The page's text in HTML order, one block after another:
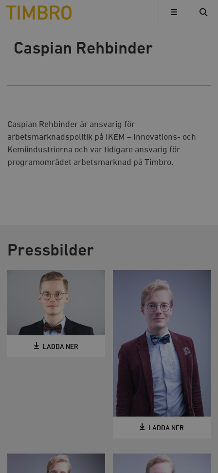
Timbro
MENY
Caspian Rehbinder
Caspian Rehbinder är ansvarig för
arbetsmarknadspolitik på IKEM – Innovations- och
Kemiindustrierna och var tidigare ansvarig för
programområdet arbetsmarknad på Timbro.
Pressbilder
LADDA NER
LADDA NER